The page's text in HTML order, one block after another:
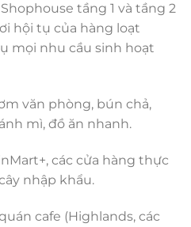
tầng 1 và tầng 2
hội tụ của hàng loạt
mọi nhu cầu sinh hoạt
văn phòng, bún chả,
mì, đồ ăn nhanh.
các cửa hàng thực
nhập khẩu.
cafe (Highlands, các